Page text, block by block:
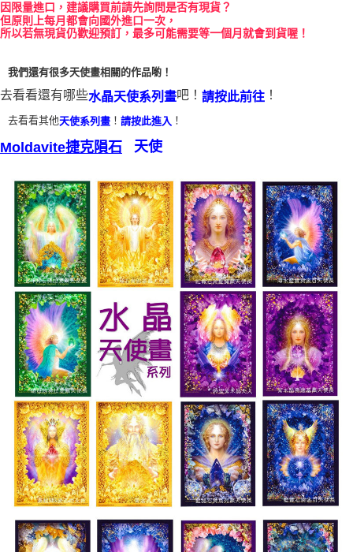
每筆NT$80，滿NT$3,000(含以上)免運費
郵局幫你送（離島）
付款後門市自取
因 限量進口，建議購買前請先詢問是否有現貨？
但原則上每月都會向國外進口一次，
所以若無現貨仍歡迎預訂，最多可能需要等一個月就會到貨喔！
我們還有很多天使畫相關的作品喲！
去看看還有哪些水晶天使系列畫吧！ 請按此前往 ！
去看看其他天使系列畫 ！ 請按此進入 ！
Moldavite捷克隕石 天使